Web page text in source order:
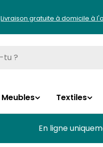
Livraison gratuite à domicile à
Meubles Textiles
En ligne